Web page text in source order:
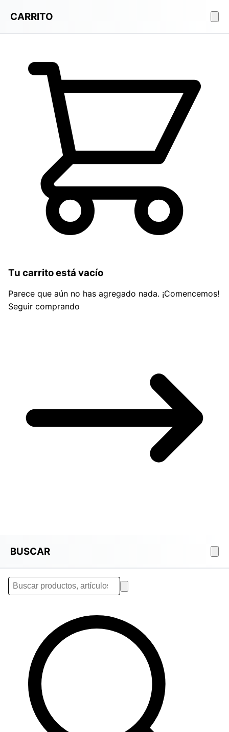
CARRITO
Tu carrito está vacío
Parece que aún no has agregado nada. ¡Comencemos!
Seguir comprando
BUSCAR